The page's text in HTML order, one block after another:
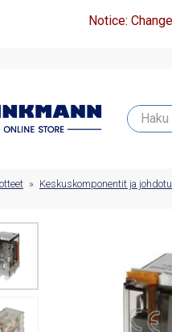
Notice:
ja
ja
» Keskuskomponentit ja